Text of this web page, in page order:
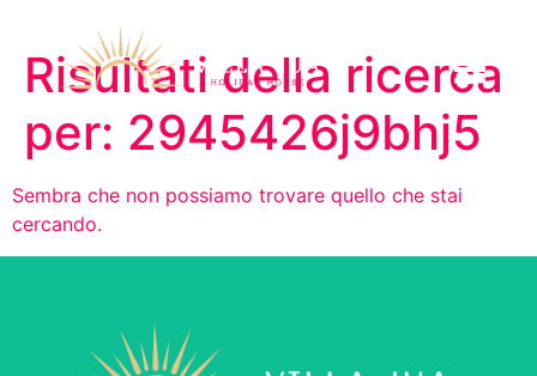
Risultati della ricerca
per: 2945426j9bhj5
Sembra che non possiamo trovare quello che stai
cercando.